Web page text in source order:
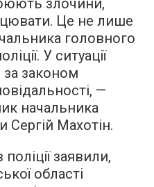
Це не лише
головного
У ситуації
за законом
—
начальника
Сергій Махотін.
заявили,
області